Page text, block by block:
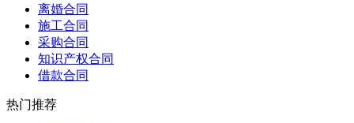
离婚合同
施工合同
采购合同
知识产权合同
借款合同
热门推荐